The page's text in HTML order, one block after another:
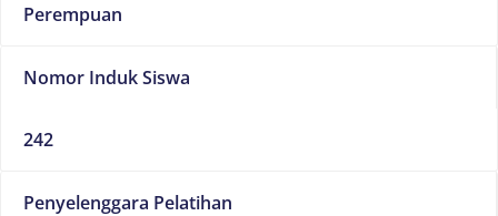
Perempuan
Nomor Induk Siswa
242
Penyelenggara Pelatihan